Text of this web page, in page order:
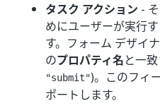
タスク アクション -
めにユーザーが実行
す。フォーム デザイ
のプロパティ名と一
"submit")。このフィ
ポートします。